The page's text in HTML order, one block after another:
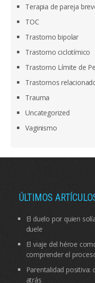
Terapia de pareja
TOC
Trastorno bipolar
Trastorno ciclotímico
Trastorno Límite de
Trastornos
Trauma
Uncategorized
Vaginismo
ÚLTIMOS
El duelo por quien
duele
El viaje del héroe
comprender el
Parentalidad
atrás